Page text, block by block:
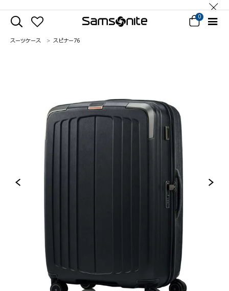
0
スーツケース スピナー76